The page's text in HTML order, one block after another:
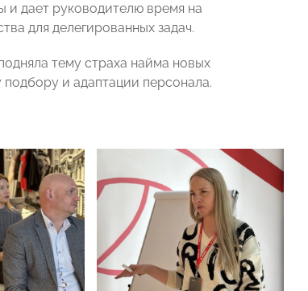
и дает руководителю время на
для делегированных задач.
тему страха найма новых
и адаптации персонала.